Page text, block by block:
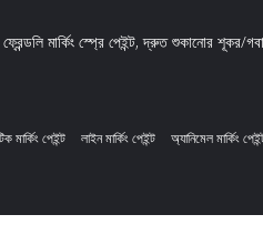
মার্কিং পেইন্ট লাইন মার্কিং পেইন্ট অ্যানিমেল মার্কিং